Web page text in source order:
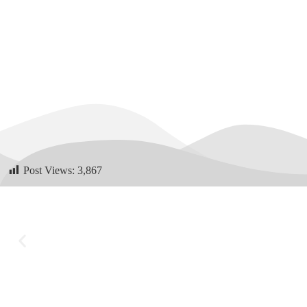
Post Views: 3,867